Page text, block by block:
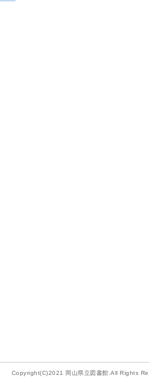
Copyright(C)2021 岡山県立図書館.All Rights